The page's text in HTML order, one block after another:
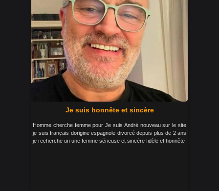
Je suis honnête et sincère
Homme cherche femme pour Je suis André nouveau sur le site
je suis français dorigine espagnole divorcé depuis plus de 2 ans
je recherche un une femme sérieuse et sincère fidèle et honnête